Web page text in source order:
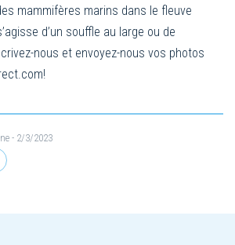
mammifères marins dans le fleuve
d’un souffle au large ou de
nous et envoyez-nous vos photos
!
- 2/3/2023